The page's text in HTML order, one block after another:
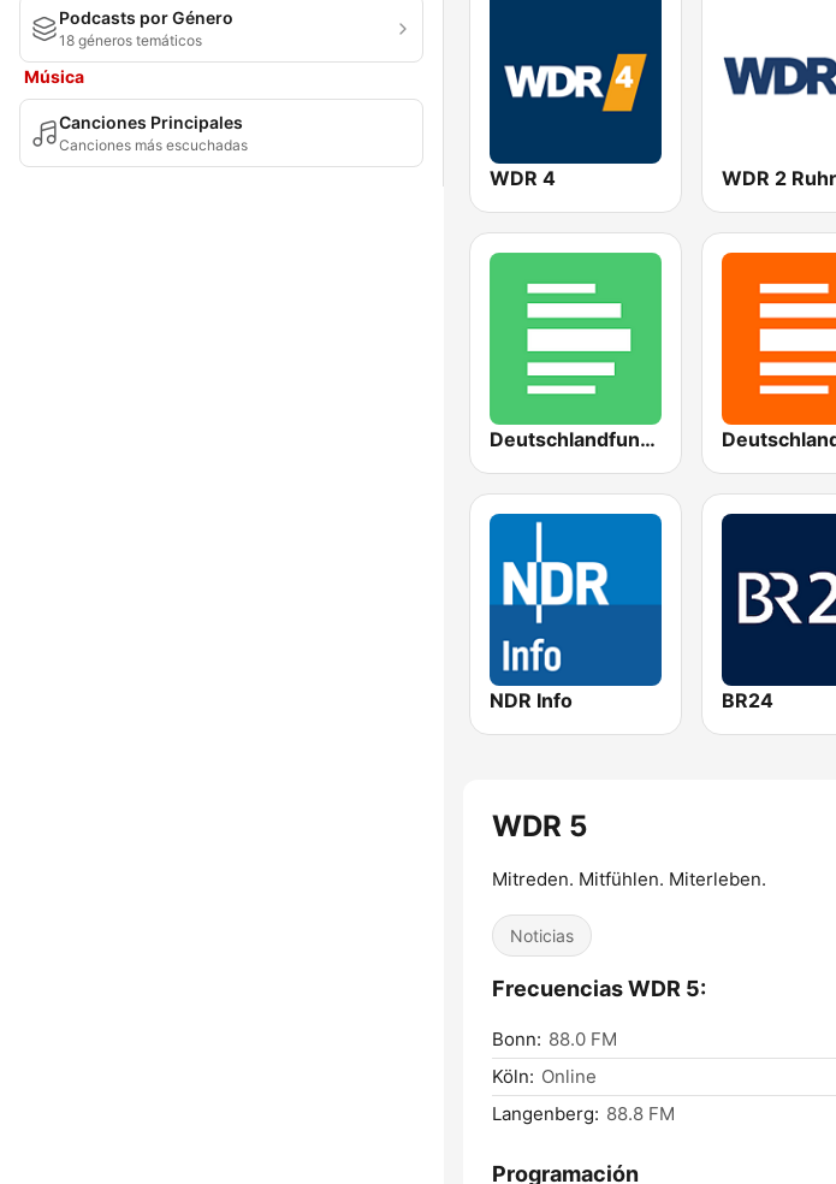
Podcasts por Género
18 géneros temáticos
Música
Canciones Principales
Canciones más escuchadas
WDR 4
Deutschlandfunk Nova
NDR Info BR24
WDR 5
Mitreden. Mitfühlen. Miterleben.
Noticias
Frecuencias WDR 5:
Bonn: 88.0 FM
Köln: Online
Langenberg: 88.8 FM
Programación